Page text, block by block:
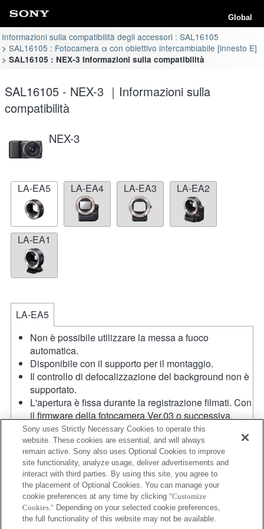
Global
Informazioni sulla compatibilità degli accessori : SAL16105
SAL16105 : Fotocamera α con obiettivo intercambiabile [innesto E]
SAL16105 : NEX-3 Informazioni sulla compatibilità
SAL16105 - NEX-3 ｜Informazioni sulla
compatibilità
NEX-3
LA-EA5 LA-EA4 LA-EA3 LA-EA2
LA-EA1
LA-EA5
Non è possibile utilizzare la messa a fuoco
automatica.
Disponibile con il supporto per il montaggio.
Il controllo di defocalizzazione del background non è
supportato.
L'apertura è fissa durante la registrazione filmati. Con
il firmware della fotocamera Ver.03 o successiva,
l'apertura può essere selezionata prima della
registrazione quando si registrano filmati in modalità
A (Priorità apertura).
SteadyShot non supportata.
Se viene inserito un [obiettivo A-mount] utilizzando il
supporto per il montaggio, la funzione MF assist non
si attiva automaticamente quando viene ruotato il
regolatore di messa a fuoco. È possibile ingrandire
Sony uses Strictly Necessary Cookies to operate this
website. These cookies are essential, and will always
remain active. Sony also uses Optional Cookies to improve
site functionality, analyze usage, deliver advertisements and
interact with third parties. By using this site, you agree to
the placement of Optional Cookies. You can manage your
cookie preferences at any time by clicking "Customize
Cookies." Depending on your selected cookie preferences,
the full functionality of this website may not be available.